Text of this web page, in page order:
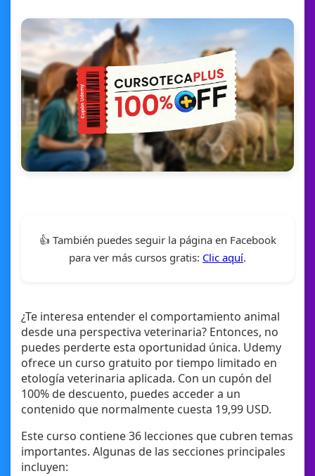
👍 También puedes seguir la página en Facebook
para ver más cursos gratis: Clic aquí.
¿Te interesa entender el comportamiento animal
desde una perspectiva veterinaria? Entonces, no
puedes perderte esta oportunidad única. Udemy
ofrece un curso gratuito por tiempo limitado en
etología veterinaria aplicada. Con un cupón del
100% de descuento, puedes acceder a un
contenido que normalmente cuesta 19,99 USD.
Este curso contiene 36 lecciones que cubren temas
importantes. Algunas de las secciones principales
incluyen: